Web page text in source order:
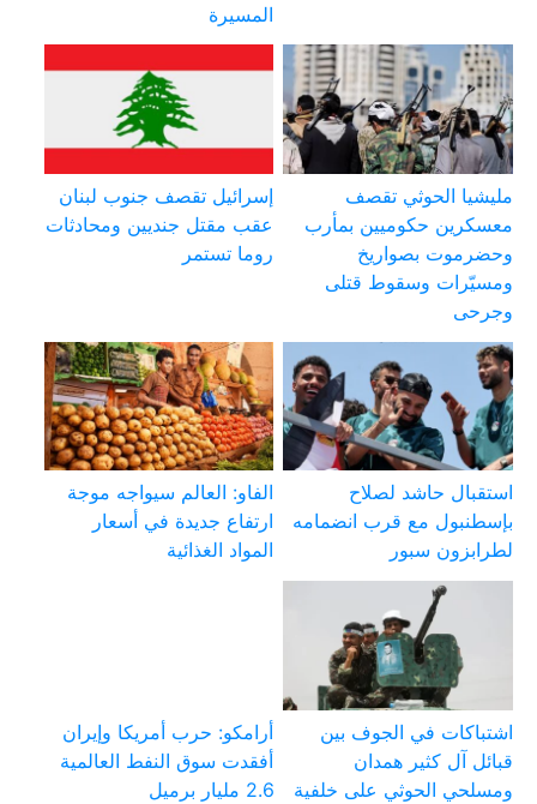
المسيرة
مليشيا الحوثي تقصف
معسكرين حكوميين بمأرب
وحضرموت بصواريخ
ومسيّرات وسقوط قتلى
وجرحى
إسرائيل تقصف جنوب لبنان
عقب مقتل جنديين ومحادثات
روما تستمر
استقبال حاشد لصلاح
بإسطنبول مع قرب انضمامه
لطرابزون سبور
الفاو: العالم سيواجه موجة
ارتفاع جديدة في أسعار
المواد الغذائية
اشتباكات في الجوف بين
قبائل آل كثير همدان
ومسلحي الحوثي على خلفية
أرامكو: حرب أمريكا وإيران
أفقدت سوق النفط العالمية
2.6 مليار برميل